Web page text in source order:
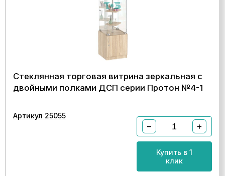
Стеклянная торговая витрина зеркальная с
двойными полками ДСП серии Протон №4-1
Артикул 25055
− +
Купить в 1
клик